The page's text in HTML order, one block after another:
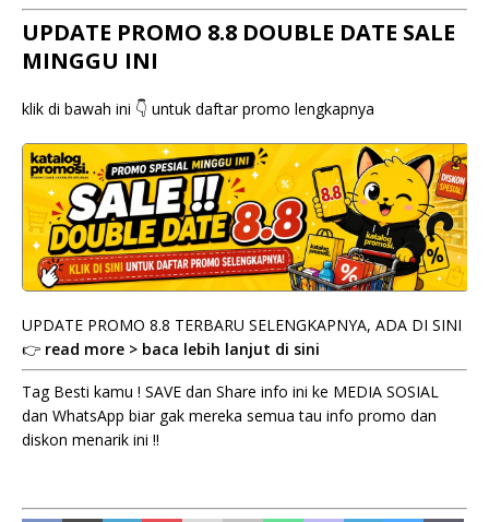
UPDATE PROMO 8.8 DOUBLE DATE SALE
MINGGU INI
klik di bawah ini 👇 untuk daftar promo lengkapnya
UPDATE PROMO 8.8 TERBARU SELENGKAPNYA, ADA DI SINI
👉 read more > baca lebih lanjut di sini
Tag Besti kamu ! SAVE dan Share info ini ke MEDIA SOSIAL
dan WhatsApp biar gak mereka semua tau info promo dan
diskon menarik ini !!